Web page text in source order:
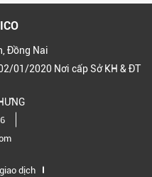
Đồng Nai
01/2020 Nơi cấp Sở KH & ĐT